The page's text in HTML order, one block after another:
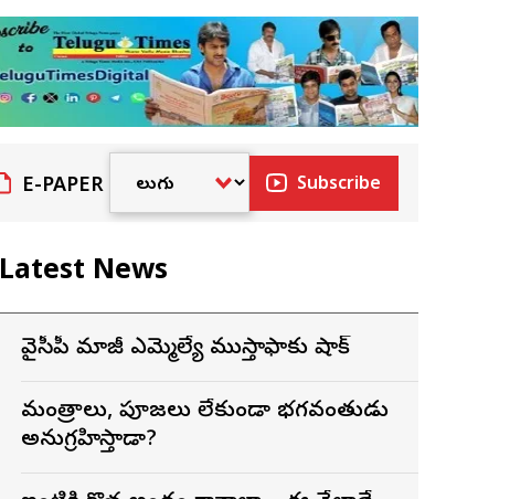
E-PAPER Subscribe
Latest News
వైసీపీ మాజీ ఎమ్మెల్యే ముస్తాఫాకు షాక్
మంత్రాలు, పూజలు లేకుండా భగవంతుడు
అనుగ్రహిస్తాడా?